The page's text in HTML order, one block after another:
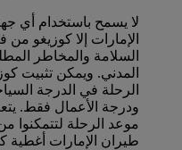
لا يسمح باستخدام أي
الإمارات إلا كوزيغو من
السلامة والمخاطر
المدني. ويمكن تثبيت
الرحلة في الدرجة
ودرجة الأعمال فقط.
موعد الرحلة لتتمكنوا
طيران الإمارات أغطية